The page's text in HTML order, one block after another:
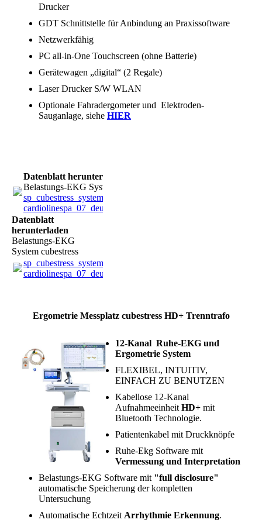
Drucker
GDT Schnittstelle für Anbindung an Praxissoftware
Netzwerkfähig
PC all-in-One Touchscreen (ohne Batterie)
Gerätewagen „digital“ (2 Regale)
Laser Drucker S/W WLAN
Optionale Fahradergometer und Elektroden-
Sauganlage, siehe HIER
Datenblatt herunterladen
Belastungs-EKG System cubestress
sp_cubestress_system
cardiolinespa_07_deu1.pdf
Datenblatt
herunterladen
Belastungs-EKG
System cubestress
sp_cubestress_system
cardiolinespa_07_deu1.pdf
Ergometrie Messplatz cubestress HD+ Trenntrafo
12-Kanal Ruhe-EKG und
Ergometrie System
FLEXIBEL, INTUITIV,
EINFACH ZU BENUTZEN
Kabellose 12-Kanal
AufnahmeeinheitHD+ mit
Bluetooth Technologie.
Patientenkabel mit Druckknöpfe
Ruhe-Ekg Software mit
Vermessung und Interpretation
Belastungs-EKG Software mit "full disclosure"
automatische Speicherung der kompletten
Untersuchung
Automatische Echtzeit Arrhythmie Erkennung.